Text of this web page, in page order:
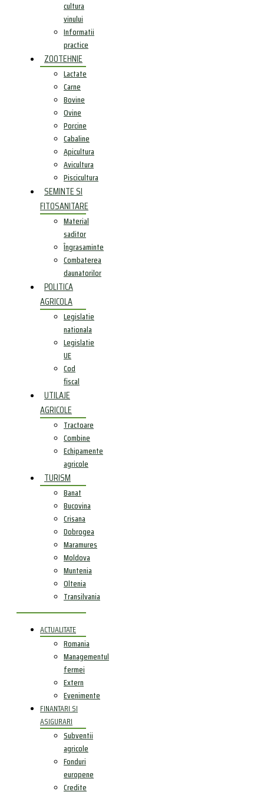
cultura
vinului
Informatii
practice
ZOOTEHNIE
Lactate
Carne
Bovine
Ovine
Porcine
Cabaline
Apicultura
Avicultura
Piscicultura
SEMINTE SI
FITOSANITARE
Material
saditor
Îngrasaminte
Combaterea
daunatorilor
POLITICA
AGRICOLA
Legislatie
nationala
Legislatie
UE
Cod
fiscal
UTILAJE
AGRICOLE
Tractoare
Combine
Echipamente
agricole
TURISM
Banat
Bucovina
Crisana
Dobrogea
Maramures
Moldova
Muntenia
Oltenia
Transilvania
ACTUALITATE
Romania
Managementul
fermei
Extern
Evenimente
FINANTARI SI
ASIGURARI
Subventii
agricole
Fonduri
europene
Credite